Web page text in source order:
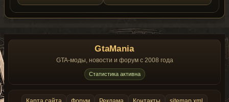
GtaMania
GTA-моды, новости и форум с 2008 года
Статистика активна